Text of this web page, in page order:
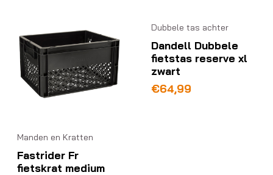
Manden en Kratten
Fastrider Fr
fietskrat medium
Dubbele tas achter
Dandell Dubbele
fietstas reserve xl
zwart
€64,99